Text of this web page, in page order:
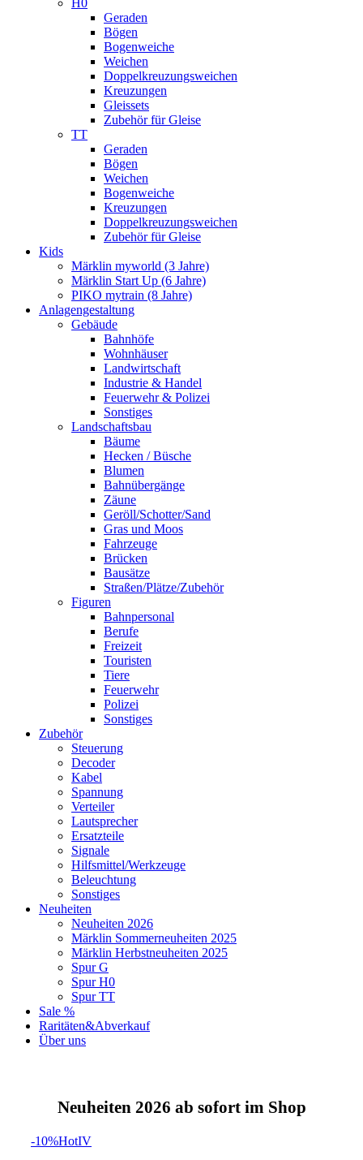
Geraden
Bögen
Bogenweiche
Weichen
Doppelkreuzungsweichen
Kreuzungen
Gleissets
Zubehör für Gleise
TT
Geraden
Bögen
Weichen
Bogenweiche
Kreuzungen
Doppelkreuzungsweichen
Zubehör für Gleise
Kids
Märklin myworld (3 Jahre)
Märklin Start Up (6 Jahre)
PIKO mytrain (8 Jahre)
Anlagengestaltung
Gebäude
Bahnhöfe
Wohnhäuser
Landwirtschaft
Industrie & Handel
Feuerwehr & Polizei
Sonstiges
Landschaftsbau
Bäume
Hecken / Büsche
Blumen
Bahnübergänge
Zäune
Geröll/Schotter/Sand
Gras und Moos
Fahrzeuge
Brücken
Bausätze
Straßen/Plätze/Zubehör
Figuren
Bahnpersonal
Berufe
Freizeit
Touristen
Tiere
Feuerwehr
Polizei
Sonstiges
Zubehör
Steuerung
Decoder
Kabel
Spannung
Verteiler
Lautsprecher
Ersatzteile
Signale
Hilfsmittel/Werkzeuge
Beleuchtung
Sonstiges
Neuheiten
Neuheiten 2026
Märklin Sommerneuheiten 2025
Märklin Herbstneuheiten 2025
Spur G
Spur H0
Spur TT
Sale %
Raritäten&Abverkauf
Über uns
Neuheiten 2026 ab sofort im Shop
-10%HotIV